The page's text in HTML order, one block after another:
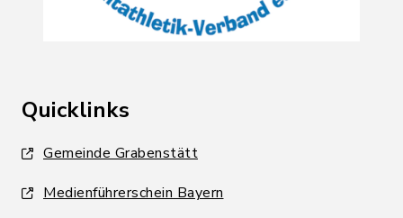
Quicklinks
Gemeinde Grabenstätt
Medienführerschein Bayern